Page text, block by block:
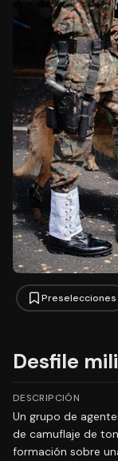
Preselecciones
Desfile
DESCRIPCIÓN
Un grupo de
de camuflaje de
formación sobre